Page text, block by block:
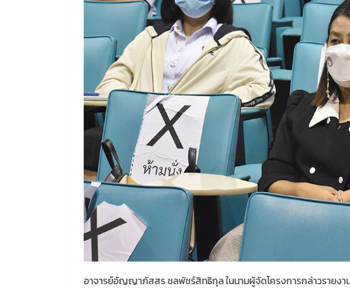
อาจารย์อัญญาภัสสร ชลพัชร์สิทธิกุล ในนามผู้จัดโครงการกล่าวรายงา